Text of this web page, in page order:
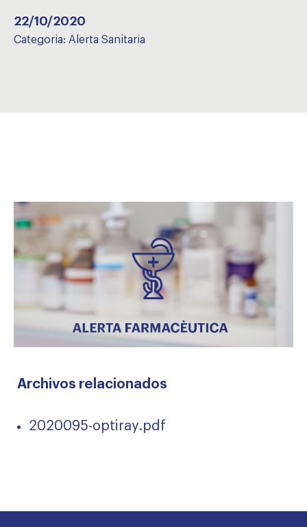
22/10/2020
Categoria: Alerta Sanitaria
Archivos relacionados
2020095-optiray.pdf